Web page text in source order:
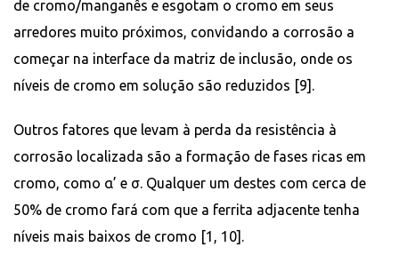
de cromo/manganês e esgotam o cromo em seus
arredores muito próximos, convidando a corrosão a
começar na interface da matriz de inclusão, onde os
níveis de cromo em solução são reduzidos [9].
Outros fatores que levam à perda da resistência à
corrosão localizada são a formação de fases ricas em
cromo, como α’ e σ. Qualquer um destes com cerca de
50% de cromo fará com que a ferrita adjacente tenha
níveis mais baixos de cromo [1, 10].